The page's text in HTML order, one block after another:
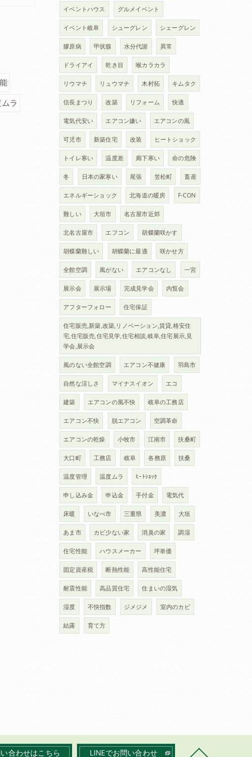
ラ
イベントハウス グルメイベント
イベント岐阜 シューグレン シェーグレン
膠原病 甲状腺 水分代謝 異常
ドライアイ 乾き目 喉カラカラ
リウマチ リュウマチ 木村拓 キムタク
信長まつり 改築 リフォーム 快適
電気代安い エアコン嫌い エアコンの風
可児市 新築住宅 改装 ヒートショック
トイレ寒い 温度差 廊下寒い 命の危険
冬 日本の家寒い 尾張 笠松町 畜産
エネルギーショック 北海道の暖房 F-CON
難しい 大垣市 名古屋市近郊
北名古屋市 エフコン 胡蝶蘭咲かす
胡蝶蘭難しい 胡蝶蘭に最適 咲かせ方
全館空調 風がない エアコンなし 一宮
展示会 展示場 完成見学会 内覧会
アフターフォロー 住宅保証
住宅販売,新築,改築,リノベーション,賃貸,格安住
宅,住宅販売,住宅見学,住宅相談,岐阜,住宅展示,見
学会,展示会
風のない全館空調 エアコン不健康 羽島市
自然な涼しさ マイナスイオン エコ
建築 エアコンの風不快 岐阜の工務店
エアコン不快 脱エアコン 空調革命
エアコンの乾燥 小牧市 江南市 扶桑町
大口町 工務店 岐阜 各務原 扶桑
温度管理 温度ムラ ﾋｰﾄｼｮｯｸ
申し込み金 申込金 手付金 電気代
床暖 いなべ市 三重県 美濃 大垣
あま市 カビ少ない家 消臭の家 調湿
住宅性能 ハウスメーカー 坪単価
固定資産税 断熱性能 高性能住宅
耐震性能 高品質住宅 住まいの湿気
湿度 不快指数 ジメジメ 室内のカビ
結露 育て方
合わせはこちら LINEでお問い合わせ